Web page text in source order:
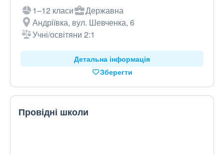
1–12 класи
Державна
Андріївка, вул. Шевченка, 6
Учні/освітяни 2:1
Детальна інформація
Зберегти
Провідні школи